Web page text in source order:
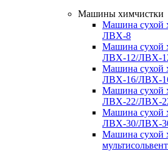
Машины химчистки
Машина сухой
ЛВХ-8
Машина сухой
ЛВХ-12/ЛВХ-
Машина сухой
ЛВХ-16/ЛВХ-
Машина сухой
ЛВХ-22/ЛВХ-
Машина сухой
ЛВХ-30/ЛВХ-
Машина сухой